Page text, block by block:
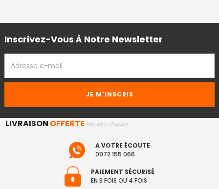
Inscrivez-Vous À Notre Newsletter
EMAIL
LIVRAISON OFFERTE dès 49 € d'achat
A VOTRE ÉCOUTE
0972 155 066
PAIEMENT SÉCURISÉ
EN 3 FOIS OU 4 FOIS